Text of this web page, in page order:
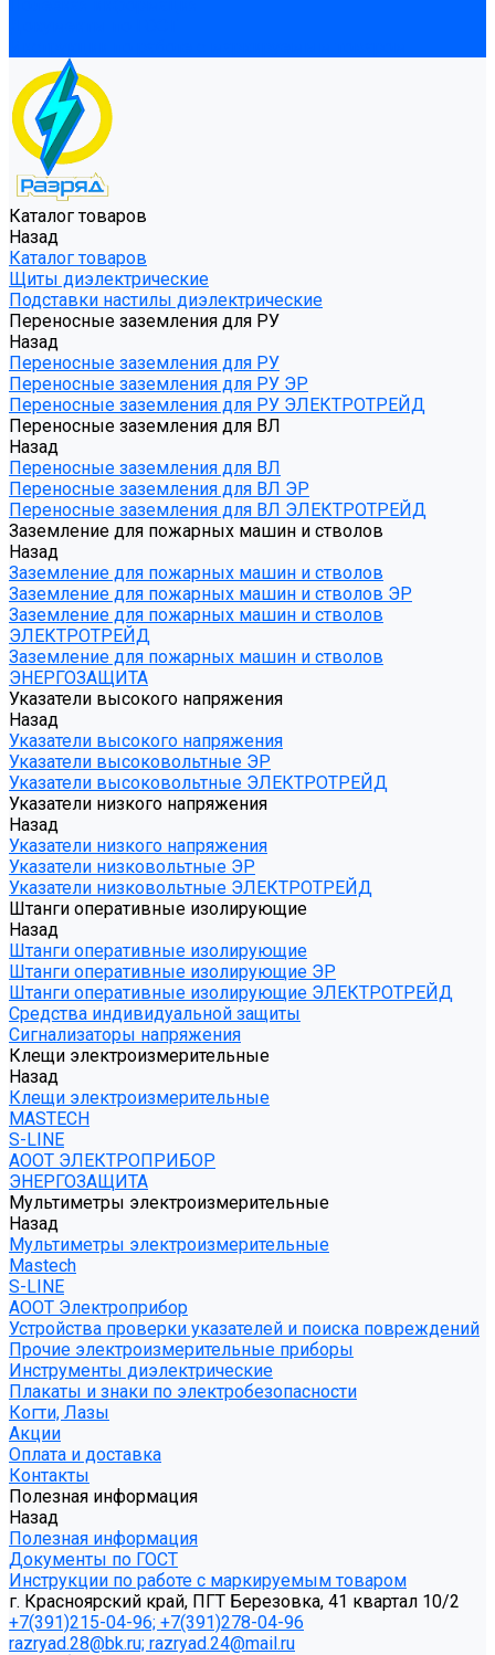
Каталог товаров
Назад
Каталог товаров
Щиты диэлектрические
Подставки настилы диэлектрические
Переносные заземления для РУ
Назад
Переносные заземления для РУ
Переносные заземления для РУ ЭР
Переносные заземления для РУ ЭЛЕКТРОТРЕЙД
Переносные заземления для ВЛ
Назад
Переносные заземления для ВЛ
Переносные заземления для ВЛ ЭР
Переносные заземления для ВЛ ЭЛЕКТРОТРЕЙД
Заземление для пожарных машин и стволов
Назад
Заземление для пожарных машин и стволов
Заземление для пожарных машин и стволов ЭР
Заземление для пожарных машин и стволов
ЭЛЕКТРОТРЕЙД
Заземление для пожарных машин и стволов
ЭНЕРГОЗАЩИТА
Указатели высокого напряжения
Назад
Указатели высокого напряжения
Указатели высоковольтные ЭР
Указатели высоковольтные ЭЛЕКТРОТРЕЙД
Указатели низкого напряжения
Назад
Указатели низкого напряжения
Указатели низковольтные ЭР
Указатели низковольтные ЭЛЕКТРОТРЕЙД
Штанги оперативные изолирующие
Назад
Штанги оперативные изолирующие
Штанги оперативные изолирующие ЭР
Штанги оперативные изолирующие ЭЛЕКТРОТРЕЙД
Средства индивидуальной защиты
Сигнализаторы напряжения
Клещи электроизмерительные
Назад
Клещи электроизмерительные
MASTECH
S-LINE
АООТ ЭЛЕКТРОПРИБОР
ЭНЕРГОЗАЩИТА
Мультиметры электроизмерительные
Назад
Мультиметры электроизмерительные
Mastech
S-LINE
АООТ Электроприбор
Устройства проверки указателей и поиска повреждений
Прочие электроизмерительные приборы
Инструменты диэлектрические
Плакаты и знаки по электробезопасности
Когти, Лазы
Акции
Оплата и доставка
Контакты
Полезная информация
Назад
Полезная информация
Документы по ГОСТ
Инструкции по работе с маркируемым товаром
г. Красноярский край, ПГТ Березовка, 41 квартал 10/2
+7(391)215-04-96; +7(391)278-04-96
razryad.28@bk.ru; razryad.24@mail.ru